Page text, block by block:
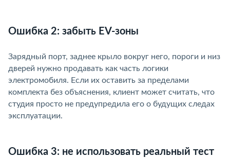
Ошибка 2: забыть EV-зоны
Зарядный порт, заднее крыло вокруг него, пороги и низ
дверей нужно продавать как часть логики
электромобиля. Если их оставить за пределами
комплекта без объяснения, клиент может считать, что
студия просто не предупредила его о будущих следах
эксплуатации.
Ошибка 3: не использовать реальный тест